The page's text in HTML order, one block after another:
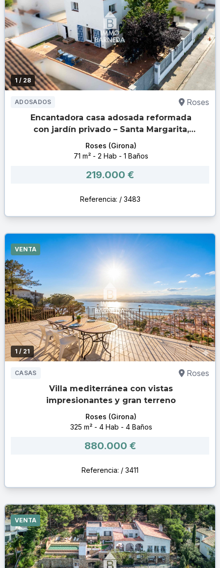
1 / 28
ADOSADOS Roses
Encantadora casa adosada reformada
con jardín privado – Santa Margarita,
Roses
Roses (Girona)
71 m² - 2 Hab - 1 Baños
219.000 €
Referencia: / 3483
1 / 21
VENTA
CASAS Roses
Villa mediterránea con vistas
impresionantes y gran terreno
Roses (Girona)
325 m² - 4 Hab - 4 Baños
880.000 €
Referencia: / 3411
VENTA